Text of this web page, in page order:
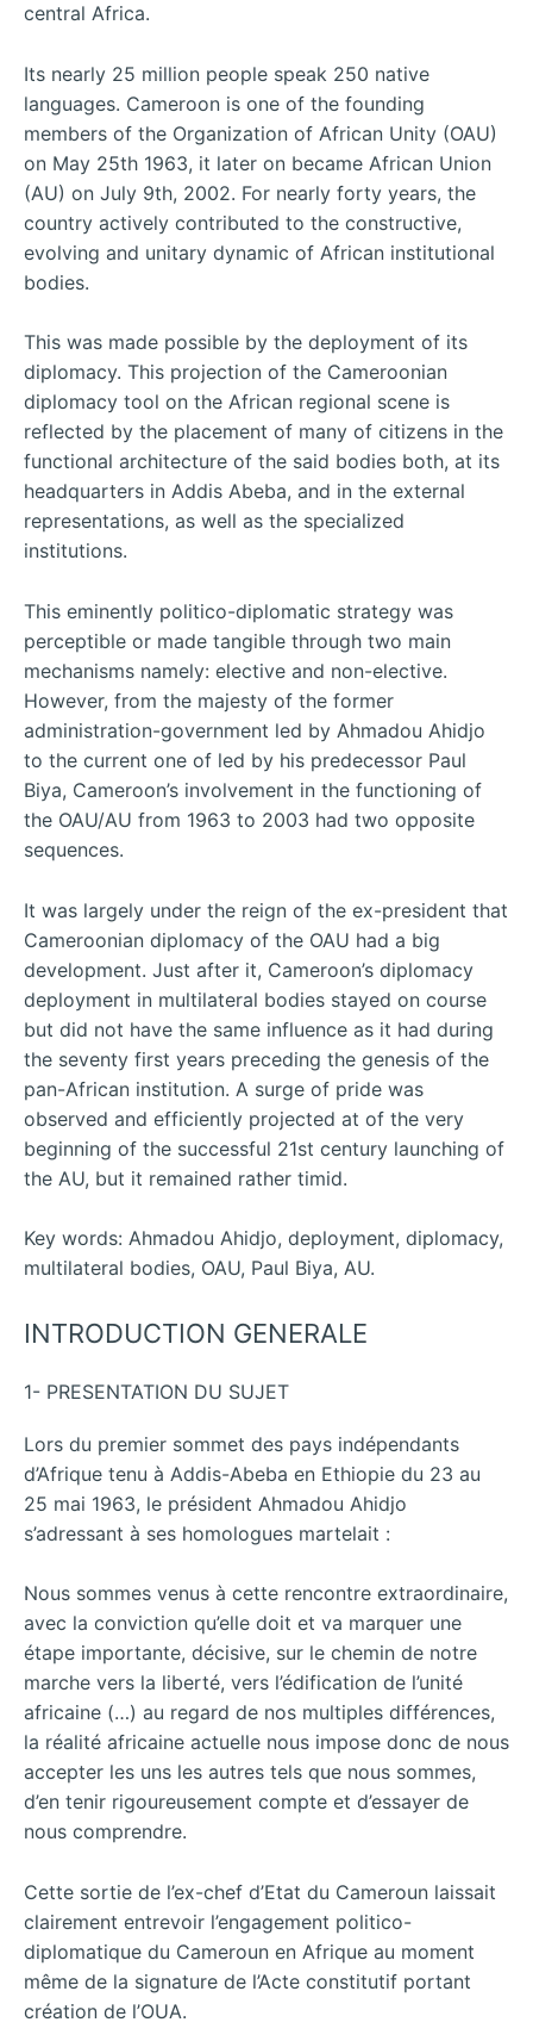
central Africa.
Its nearly 25 million people speak 250 native
languages. Cameroon is one of the founding
members of the Organization of African Unity (OAU)
on May 25th 1963, it later on became African Union
(AU) on July 9th, 2002. For nearly forty years, the
country actively contributed to the constructive,
evolving and unitary dynamic of African institutional
bodies.
This was made possible by the deployment of its
diplomacy. This projection of the Cameroonian
diplomacy tool on the African regional scene is
reflected by the placement of many of citizens in the
functional architecture of the said bodies both, at its
headquarters in Addis Abeba, and in the external
representations, as well as the specialized
institutions.
This eminently politico-diplomatic strategy was
perceptible or made tangible through two main
mechanisms namely: elective and non-elective.
However, from the majesty of the former
administration-government led by Ahmadou Ahidjo
to the current one of led by his predecessor Paul
Biya, Cameroon’s involvement in the functioning of
the OAU/AU from 1963 to 2003 had two opposite
sequences.
It was largely under the reign of the ex-president that
Cameroonian diplomacy of the OAU had a big
development. Just after it, Cameroon’s diplomacy
deployment in multilateral bodies stayed on course
but did not have the same influence as it had during
the seventy first years preceding the genesis of the
pan-African institution. A surge of pride was
observed and efficiently projected at of the very
beginning of the successful 21st century launching of
the AU, but it remained rather timid.
Key words: Ahmadou Ahidjo, deployment, diplomacy,
multilateral bodies, OAU, Paul Biya, AU.
INTRODUCTION GENERALE
1- PRESENTATION DU SUJET
Lors du premier sommet des pays indépendants
d’Afrique tenu à Addis-Abeba en Ethiopie du 23 au
25 mai 1963, le président Ahmadou Ahidjo
s’adressant à ses homologues martelait :
Nous sommes venus à cette rencontre extraordinaire,
avec la conviction qu’elle doit et va marquer une
étape importante, décisive, sur le chemin de notre
marche vers la liberté, vers l’édification de l’unité
africaine (…) au regard de nos multiples différences,
la réalité africaine actuelle nous impose donc de nous
accepter les uns les autres tels que nous sommes,
d’en tenir rigoureusement compte et d’essayer de
nous comprendre.
Cette sortie de l’ex-chef d’Etat du Cameroun laissait
clairement entrevoir l’engagement politico-
diplomatique du Cameroun en Afrique au moment
même de la signature de l’Acte constitutif portant
création de l’OUA.